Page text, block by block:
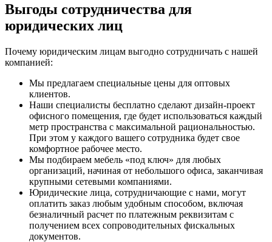
Выгоды сотрудничества для
юридических лиц
Почему юридическим лицам выгодно сотрудничать с нашей
компанией:
Мы предлагаем специальные цены для оптовых
клиентов.
Наши специалисты бесплатно сделают дизайн-проект
офисного помещения, где будет использоваться каждый
метр пространства с максимальной рациональностью.
При этом у каждого вашего сотрудника будет свое
комфортное рабочее место.
Мы подбираем мебель «под ключ» для любых
организаций, начиная от небольшого офиса, заканчивая
крупными сетевыми компаниями.
Юридические лица, сотрудничающие с нами, могут
оплатить заказ любым удобным способом, включая
безналичный расчет по платежным реквизитам с
получением всех сопроводительных фискальных
документов.